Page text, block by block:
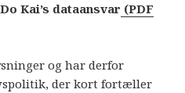
Kai’s dataansvar (PDF
og har derfor
der kort fortæller